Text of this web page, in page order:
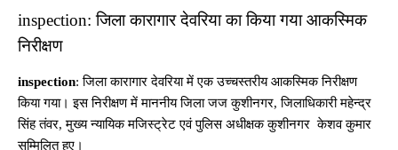
inspection: जिला कारागार देवरिया का किया गया आकस्मिक
निरीक्षण
inspection: जिला कारागार देवरिया में एक उच्चस्तरीय आकस्मिक निरीक्षण
किया गया। इस निरीक्षण में माननीय जिला जज कुशीनगर, जिलाधिकारी महेन्द्र
सिंह तंवर, मुख्य न्यायिक मजिस्ट्रेट एवं पुलिस अधीक्षक कुशीनगर केशव कुमार
सम्मिलित हुए।